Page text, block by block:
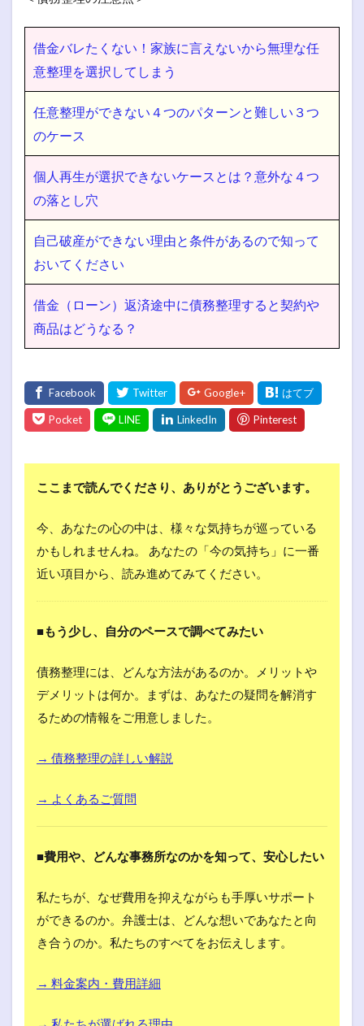
借金バレたくない！家族に言えないから無理な任
意整理を選択してしまう
任意整理ができない４つのパターンと難しい３つ
のケース
個人再生が選択できないケースとは？意外な４つ
の落とし穴
自己破産ができない理由と条件があるので知って
おいてください
借金（ローン）返済途中に債務整理すると契約や
商品はどうなる？
ここまで読んでくださり、ありがとうございます。
今、あなたの心の中は、様々な気持ちが巡っている
かもしれませんね。 あなたの「今の気持ち」に一番
近い項目から、読み進めてみてください。
■もう少し、自分のペースで調べてみたい
債務整理には、どんな方法があるのか。メリットや
デメリットは何か。まずは、あなたの疑問を解消す
るための情報をご用意しました。
→ 債務整理の詳しい解説
→ よくあるご質問
■費用や、どんな事務所なのかを知って、安心したい
私たちが、なぜ費用を抑えながらも手厚いサポート
ができるのか。弁護士は、どんな想いであなたと向
き合うのか。私たちのすべてをお伝えします。
→ 料金案内・費用詳細